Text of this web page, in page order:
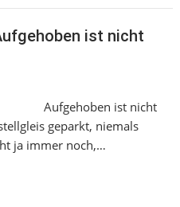
ist nicht
Aufgehoben ist nicht
geparkt, niemals
ja immer noch,…